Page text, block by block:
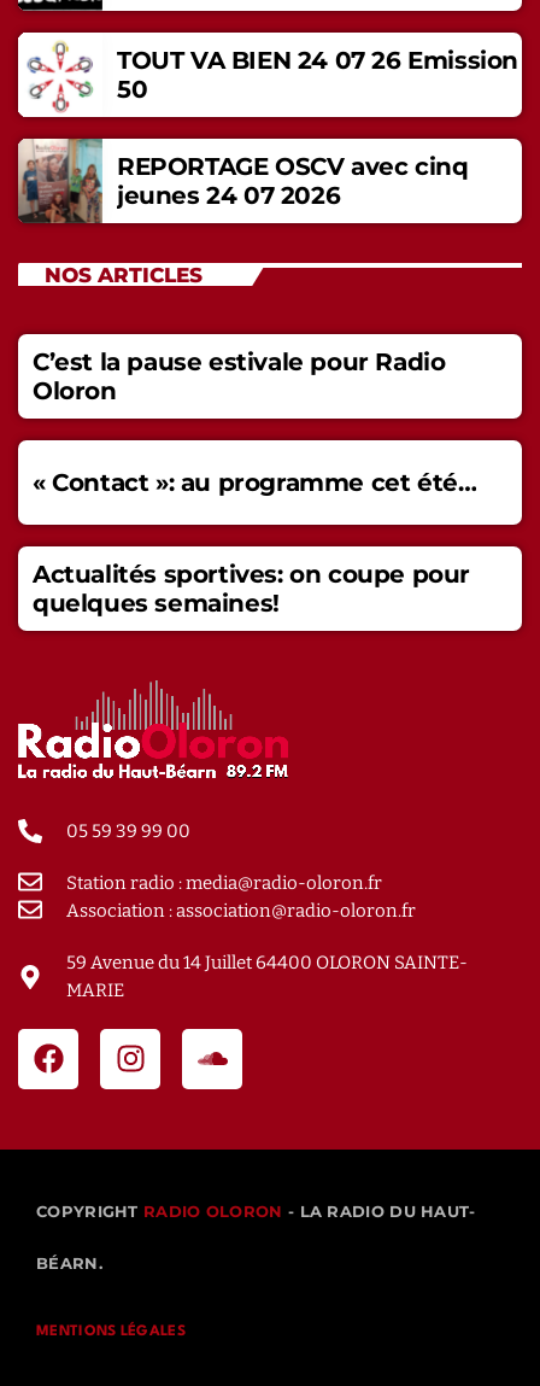
TOUT VA BIEN 24 07 26 Emission
50
REPORTAGE OSCV avec cinq
jeunes 24 07 2026
NOS ARTICLES
C’est la pause estivale pour Radio
Oloron
« Contact »: au programme cet été…
Actualités sportives: on coupe pour
quelques semaines!
05 59 39 99 00
Station radio : media@radio-oloron.fr
Association : association@radio-oloron.fr
59 Avenue du 14 Juillet 64400 OLORON SAINTE-
MARIE
COPYRIGHT RADIO OLORON - LA RADIO DU HAUT-
BÉARN.
MENTIONS LÉGALES